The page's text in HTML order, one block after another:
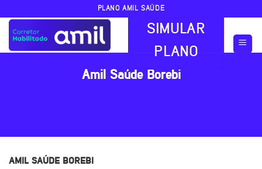
content
PLANO AMIL SAÚDE
SIMULAR
PLANO
Amil Saúde Borebi
AMIL SAÚDE BOREBI